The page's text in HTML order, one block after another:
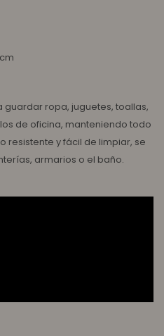
ropa, juguetes, toallas,
de oficina, manteniendo todo
resistente y fácil de limpiar, se
armarios o el baño.